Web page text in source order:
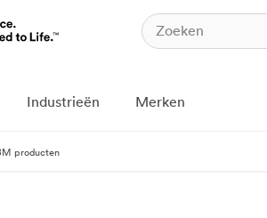
Industrieën Merken
producten